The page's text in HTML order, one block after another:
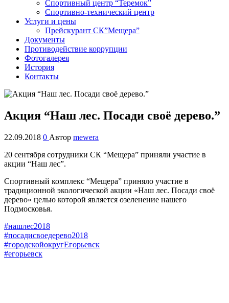
Спортивный центр “Теремок”
Спортивно-технический центр
Услуги и цены
Прейскурант СК”Мещера”
Документы
Противодействие коррупции
Фотогалерея
История
Контакты
Акция “Наш лес. Посади своё дерево.”
22.09.2018 0 Автор mewera
20 сентября сотрудники СК “Мещера” приняли участие в
акции “Наш лес”.
Спортивный комплекс “Мещера” приняло участие в
традиционной экологической акции «Наш лес. Посади своё
дерево» целью которой является озеленение нашего
Подмосковья.
#нашлес2018
#посадисвоедерево2018
#городскойокругЕгорьевск
#егорьевск